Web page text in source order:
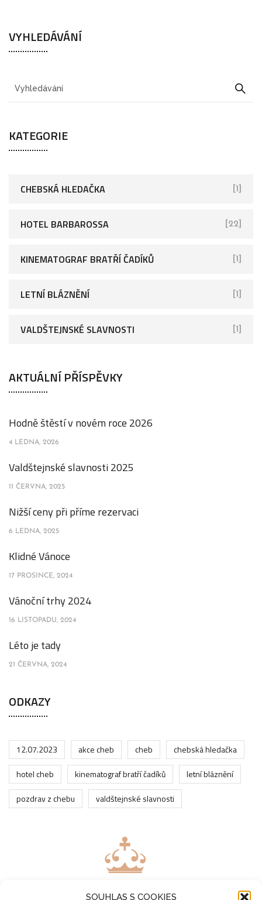
SOUHLAS S COOKIES
VYHLEDÁVÁNÍ
KATEGORIE
CHEBSKÁ HLEDAČKA [1]
HOTEL BARBAROSSA [22]
KINEMATOGRAF BRATŘÍ ČADÍKŮ [1]
LETNÍ BLÁZNĚNÍ [1]
VALDŠTEJNSKÉ SLAVNOSTI [1]
AKTUÁLNÍ PŘÍSPĚVKY
Hodně štěstí v novém roce 2026
4 LEDNA, 2026
Valdštejnské slavnosti 2025
11 ČERVNA, 2025
Nižší ceny při příme rezervaci
6 LEDNA, 2025
Klidné Vánoce
17 PROSINCE, 2024
Vánoční trhy 2024
16 LISTOPADU, 2024
Léto je tady
21 ČERVNA, 2024
ODKAZY
12.07.2023 akce cheb cheb
chebská hledačka
hotel cheb
kinematograf bratří čadíků
letní bláznění
pozdrav z chebu
valdštejnské slavnosti